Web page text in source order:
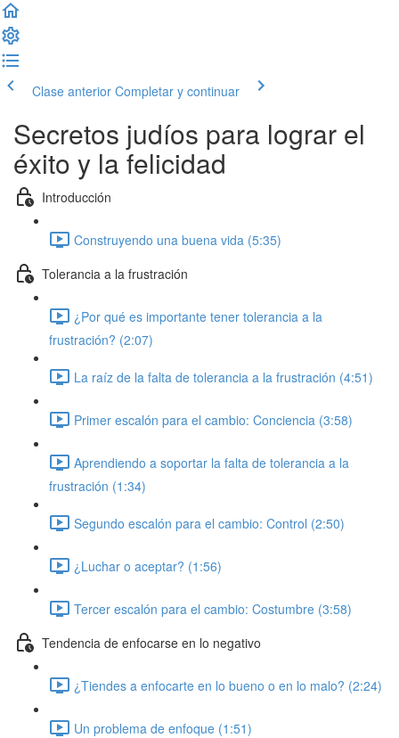
Clase anterior Completar y continuar
Secretos judíos para lograr el
éxito y la felicidad
Introducción
Construyendo una buena vida (5:35)
Tolerancia a la frustración
¿Por qué es importante tener tolerancia a la
frustración? (2:07)
La raíz de la falta de tolerancia a la frustración (4:51)
Primer escalón para el cambio: Conciencia (3:58)
Aprendiendo a soportar la falta de tolerancia a la
frustración (1:34)
Segundo escalón para el cambio: Control (2:50)
¿Luchar o aceptar? (1:56)
Tercer escalón para el cambio: Costumbre (3:58)
Tendencia de enfocarse en lo negativo
¿Tiendes a enfocarte en lo bueno o en lo malo? (2:24)
Un problema de enfoque (1:51)